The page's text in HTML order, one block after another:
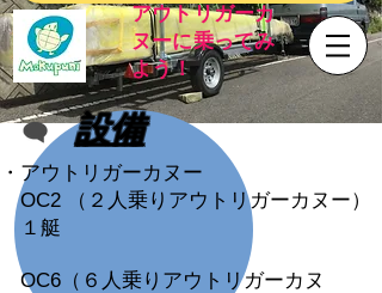
​アウトリガーカ
ヌーに乗ってみ
よう！
設備
・アウトリガーカヌー
OC2 （２人乗りアウトリガーカヌー）
１艇
OC6（６人乗りアウトリガーカヌ